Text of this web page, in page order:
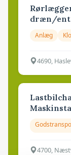
dræn/
Anlæg
4690,
4700,